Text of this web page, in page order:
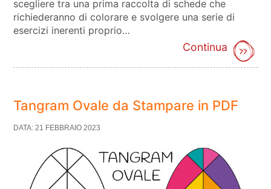
scegliere tra una prima raccolta di schede che
richiederanno di colorare e svolgere una serie di
esercizi inerenti proprio…
Continua
Tangram Ovale da Stampare in PDF
DATA: 21 FEBBRAIO 2023